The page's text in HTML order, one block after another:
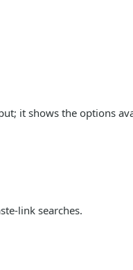
it shows the options
link searches.